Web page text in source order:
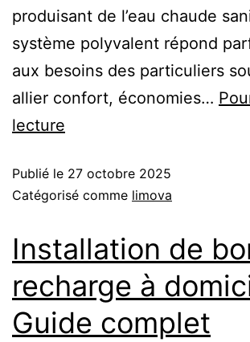
produisant de l’eau chaude
système polyvalent répond
aux besoins des particuliers
allier confort, économies…
lecture
Publié le 27 octobre 2025
Catégorisé comme limova
Installation de
recharge à
Guide complet